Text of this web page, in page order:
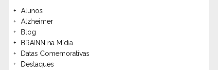
Alunos
Alzheimer
Blog
BRAINN na Mídia
Datas Comemorativas
Destaques